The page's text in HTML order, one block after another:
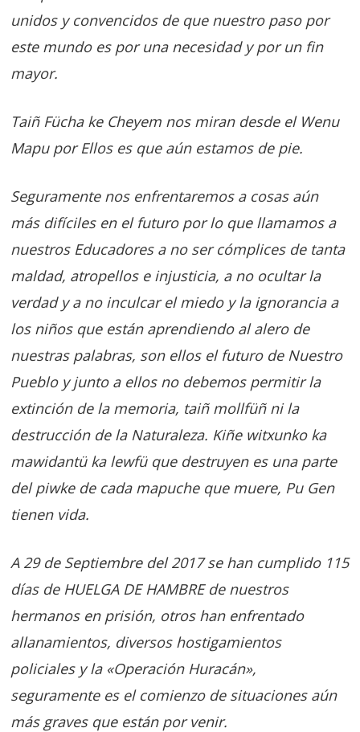
unidos y convencidos de que nuestro paso por
este mundo es por una necesidad y por un fin
mayor.
Taiñ Fücha ke Cheyem nos miran desde el Wenu
Mapu por Ellos es que aún estamos de pie.
Seguramente nos enfrentaremos a cosas aún
más difíciles en el futuro por lo que llamamos a
nuestros Educadores a no ser cómplices de tanta
maldad, atropellos e injusticia, a no ocultar la
verdad y a no inculcar el miedo y la ignorancia a
los niños que están aprendiendo al alero de
nuestras palabras, son ellos el futuro de Nuestro
Pueblo y junto a ellos no debemos permitir la
extinción de la memoria, taiñ mollfüñ ni la
destrucción de la Naturaleza. Kiñe witxunko ka
mawidantü ka lewfü que destruyen es una parte
del piwke de cada mapuche que muere, Pu Gen
tienen vida.
A 29 de Septiembre del 2017 se han cumplido 115
días de HUELGA DE HAMBRE de nuestros
hermanos en prisión, otros han enfrentado
allanamientos, diversos hostigamientos
policiales y la «Operación Huracán»,
seguramente es el comienzo de situaciones aún
más graves que están por venir.